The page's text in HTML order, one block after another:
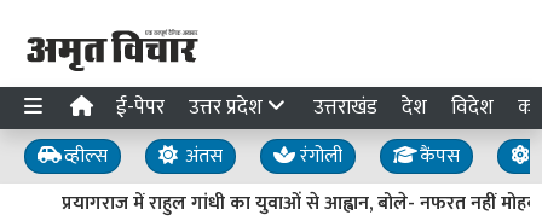
ई-पेपर उत्तर प्रदेश उत्तराखंड देश विदेश
व्हील्स अंतस रंगोली कैंपस
प्रयागराज में राहुल गांधी का युवाओं से आह्वान, बोले- नफरत नहीं